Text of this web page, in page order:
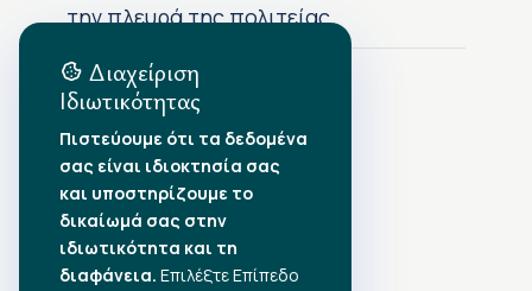
την πλευρά της πολιτείας
Αρχείο Δημοσιεύσεων
•Αύγουστος 2026
•Ιούλιος 2026
•Ιούνιος 2026
•Μάιος 2026
•Απρίλιος 2026
Διαχείριση
Ιδιωτικότητας
Πιστεύουμε ότι τα δεδομένα
σας είναι ιδιοκτησία σας
και υποστηρίζουμε το
δικαίωμά σας στην
ιδιωτικότητα και τη
διαφάνεια. Επιλέξτε Επίπεδο